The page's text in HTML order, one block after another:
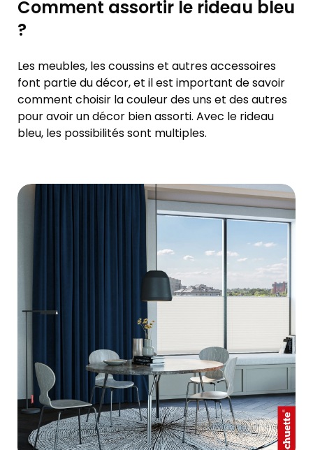
Comment assortir le rideau bleu
?
Les meubles, les coussins et autres accessoires
font partie du décor, et il est important de savoir
comment choisir la couleur des uns et des autres
pour avoir un décor bien assorti. Avec le rideau
bleu, les possibilités sont multiples.